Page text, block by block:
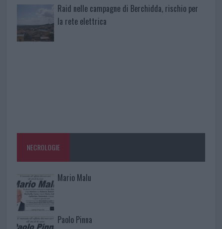
Raid nelle campagne di Berchidda, rischio per
la rete elettrica
NECROLOGIE
Mario Malu
Paolo Pinna